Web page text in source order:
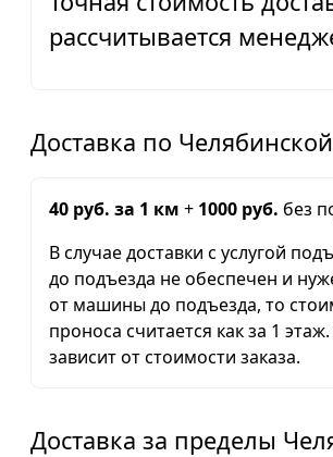
рассчитывается
Доставка по
40 руб. за 1 км + 1000 руб. без
В случае доставки с услугой
до подъезда не обеспечен и
от машины до подъезда, то
проноса считается как за 1
зависит от стоимости заказа.
Доставка за пределы